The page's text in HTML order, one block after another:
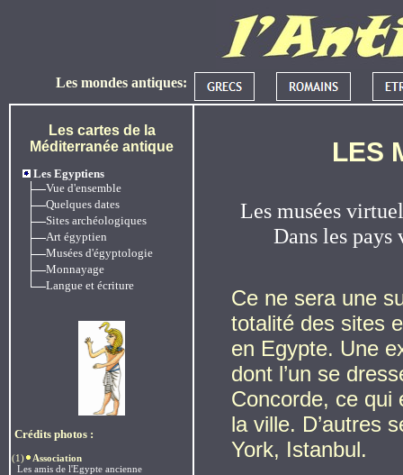
Les mondes antiques:
Les cartes de la
Méditerranée antique
Les Egyptiens
Vue d'ensemble
Quelques dates
Sites archéologiques
Art égyptien
Musées d'égyptologie
Monnayage
Langue et écriture
Crédits photos :
(1)
Association
Les amis de l'Egypte ancienne
LES
Les musées
Dans les pays
Ce ne sera une
totalité des sites
en Egypte. Une
dont l’un se
Concorde, ce qui
la ville. D’autres
York, Istanbul.